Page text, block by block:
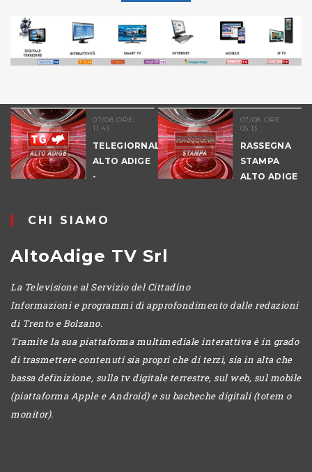
07/08 ORE:
11.43
TELEGIORNALE
ALTO ADIGE
-
07/08 ORE:
05.13
RASSEGNA
STAMPA
ALTO ADIGE
CHI SIAMO
AltoAdige TV Srl
La Televisione al Servizio del Cittadino
Informazioni e programmi di approfondimento dalle redazioni
di Trento e Bolzano.
Tramite la sua piattaforma multimediale interattiva è in grado
di trasmettere contenuti sia propri che di terzi, sia in alta che
bassa definizione, sulla tv digitale terrestre, sul web, sul mobile
(piattaforma Apple e Android) e su bacheche digitali (totem o
monitor).